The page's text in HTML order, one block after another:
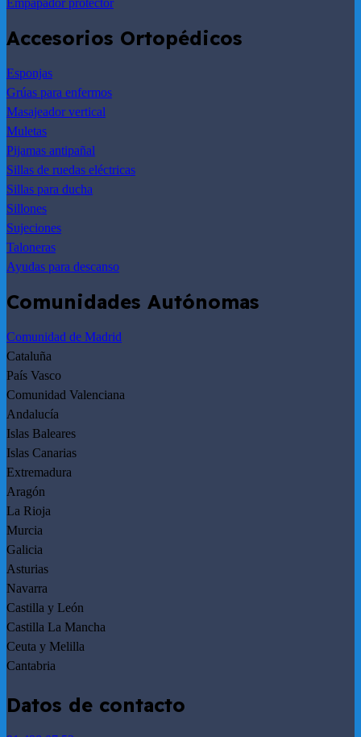
Accesorios Ortopédicos
Esponjas
Grúas para enfermos
Masajeador vertical
Muletas
Pijamas antipañal
Sillas de ruedas eléctricas
Sillas para ducha
Sillones
Sujeciones
Taloneras
Ayudas para descanso
Comunidades Autónomas
Comunidad de Madrid
Cataluña
País Vasco
Comunidad Valenciana
Andalucía
Islas Baleares
Islas Canarias
Extremadura
Aragón
La Rioja
Murcia
Galicia
Asturias
Navarra
Castilla y León
Castilla La Mancha
Ceuta y Melilla
Cantabria
Datos de contacto